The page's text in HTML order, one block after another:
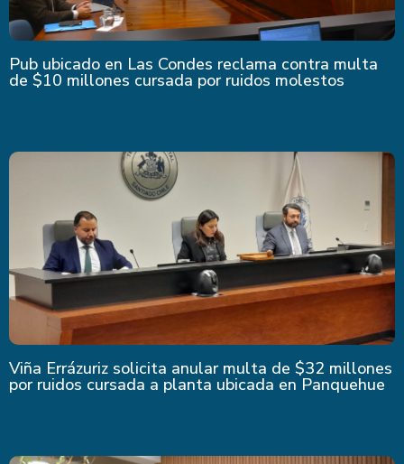
Pub ubicado en Las Condes reclama contra multa
de $10 millones cursada por ruidos molestos
Viña Errázuriz solicita anular multa de $32 millones
por ruidos cursada a planta ubicada en Panquehue